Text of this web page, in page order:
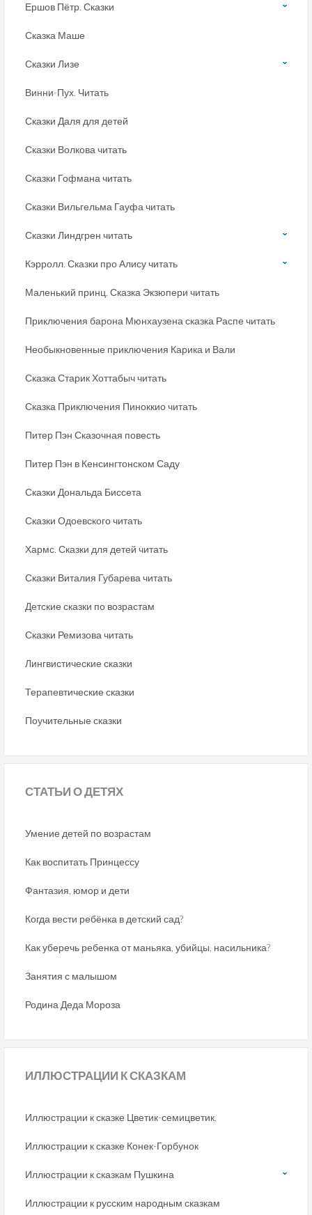
Ершов Пётр. Сказки
Сказка Маше
Сказки Лизе
Винни-Пух. Читать
Сказки Даля для детей
Сказки Волкова читать
Сказки Гофмана читать
Сказки Вильгельма Гауфа читать
Сказки Линдгрен читать
Кэрролл. Сказки про Алису читать
Маленький принц. Сказка Экзюпери читать
Приключения барона Мюнхаузена сказка Распе читать
Необыкновенные приключения Карика и Вали
Сказка Старик Хоттабыч читать
Сказка Приключения Пиноккио читать
Питер Пэн Сказочная повесть
Питер Пэн в Кенсингтонском Саду
Сказки Дональда Биссета
Сказки Одоевского читать
Хармс. Сказки для детей читать
Сказки Виталия Губарева читать
Детские сказки по возрастам
Сказки Ремизова читать
Лингвистические сказки
Терапевтические сказки
Поучительные сказки
СТАТЬИО ДЕТЯХ
Умение детей по возрастам
Как воспитать Принцессу
Фантазия, юмор и дети
Когда вести ребёнка в детский сад?
Как уберечь ребенка от маньяка, убийцы, насильника?
Занятия с малышом
Родина Деда Мороза
ИЛЛЮСТРАЦИИ К СКАЗКАМ
Иллюстрации к сказке Цветик-семицветик.
Иллюстрации к сказке Конек-Горбунок
Иллюстрации к сказкам Пушкина
Иллюстрации к русским народным сказкам